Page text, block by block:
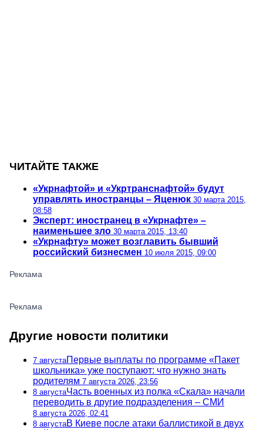
ЧИТАЙТЕ ТАКЖЕ
«Укрнафтой» и «Укртранснафтой» будут
управлять иностранцы – Яценюк 30 марта 2015,
08:58
Эксперт: иностранец в «Укрнафте» –
наименьшее зло 30 марта 2015, 13:40
«Укрнафту» может возглавить бывший
российский бизнесмен 10 июля 2015, 09:00
Другие новости политики
7 августаПервые выплаты по программе «Пакет
школьника» уже поступают: что нужно знать
родителям 7 августа 2026, 23:56
8 августаЧасть военных из полка «Скала» начали
переводить в другие подразделения – СМИ
8 августа 2026, 02:41
8 августаВ Киеве после атаки баллистикой в двух